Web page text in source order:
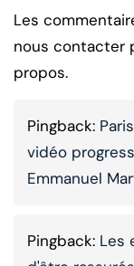
Les
nous contacter
propos.
Pingback:
vidéo
Emmanuel
Pingback: Les